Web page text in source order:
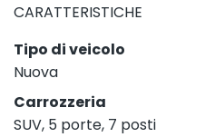
CARATTERISTICHE
Tipo di veicolo
Nuova
Carrozzeria
SUV, 5 porte, 7 posti